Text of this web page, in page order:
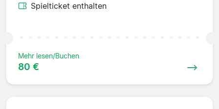
Spielticket enthalten
Mehr lesen/Buchen
80 €